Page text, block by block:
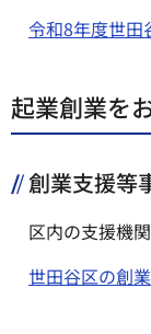
令和8年度世田
起業創業を
創業支援等
区内の支援機
世田谷区の創